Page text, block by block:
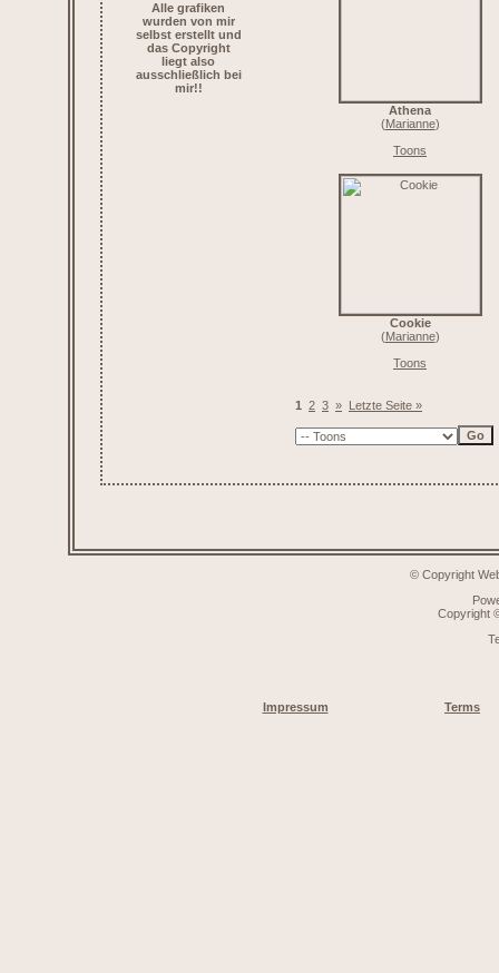
Alle grafiken
wurden von mir
selbst erstellt und
das Copyright
liegt also
ausschließlich bei
mir!!
Athena
(Marianne)
Toons
Cookie
(Marianne)
Toons
1 2 3 » Letzte Seite »
© Copyright
Copyright
Impressum Terms